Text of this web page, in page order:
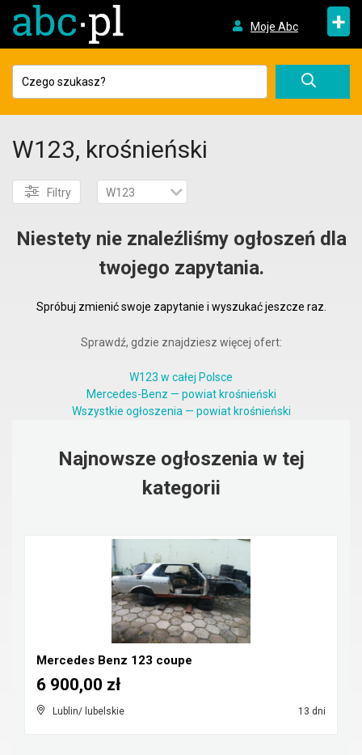
Moje Abc +
W123, krośnieński
Filtry W123
Niestety nie znaleźliśmy ogłoszeń dla
twojego zapytania.
Spróbuj zmienić swoje zapytanie i wyszukać jeszcze raz.
Sprawdź, gdzie znajdziesz więcej ofert:
W123 w całej Polsce
Mercedes-Benz — powiat krośnieński
Wszystkie ogłoszenia — powiat krośnieński
Najnowsze ogłoszenia w tej
kategorii
Mercedes Benz 123 coupe
Lublin/ lubelskie 13 dni
6 900,00 zł